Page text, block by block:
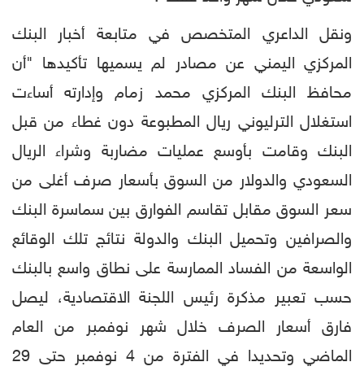
ونقل الداعري المتخصص في متابعة أخبار البنك
المركزي اليمني عن مصادر لم يسميها تأكيدها "أن
محافظ البنك المركزي محمد زمام وإدارته أساءت
استغلال الترليوني ريال المطبوعة دون غطاء من قبل
البنك وقامت بأوسع عمليات مضاربة وشراء الريال
السعودي والدولار من السوق بأسعار صرف أغلى من
سعر السوق مقابل تقاسم الفوارق بين سماسرة البنك
والصرافين وتحميل البنك والدولة نتائج تلك الوقائع
الواسعة من الفساد الممارسة على نطاق واسع بالبنك
حسب تعبير مذكرة رئيس اللجنة الاقتصادية، ليصل
فارق أسعار الصرف خلال شهر نوفمبر من العام
الماضي وتحديدا في الفترة من 4 نوفمبر حتى 29